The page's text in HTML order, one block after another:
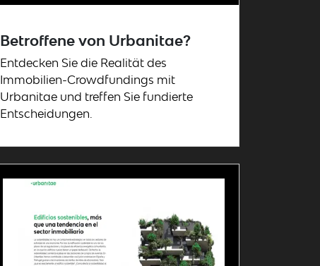
Betroffene von Urbanitae?
Entdecken Sie die Realität des
Immobilien-Crowdfundings mit
Urbanitae und treffen Sie fundierte
Entscheidungen.